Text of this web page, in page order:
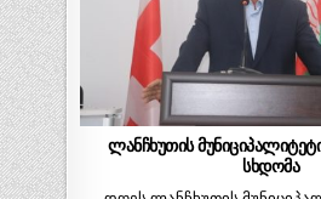
ლანჩხუთის
სხდომა